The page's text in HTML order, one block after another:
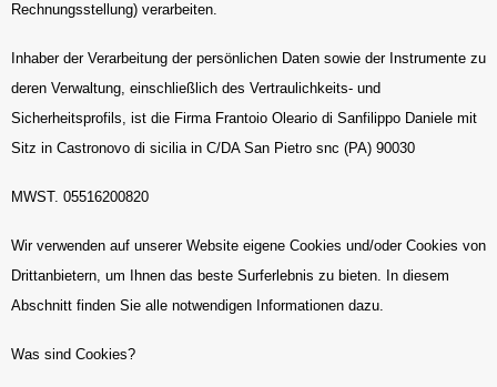
Rechnungsstellung) verarbeiten.
Inhaber der Verarbeitung der persönlichen Daten sowie der Instrumente zu
deren Verwaltung, einschließlich des Vertraulichkeits- und
Sicherheitsprofils, ist die Firma Frantoio Oleario di Sanfilippo Daniele mit
Sitz in Castronovo di sicilia in C/DA San Pietro snc (PA) 90030
MWST. 05516200820
Wir verwenden auf unserer Website eigene Cookies und/oder Cookies von
Drittanbietern, um Ihnen das beste Surferlebnis zu bieten. In diesem
Abschnitt finden Sie alle notwendigen Informationen dazu.
Was sind Cookies?